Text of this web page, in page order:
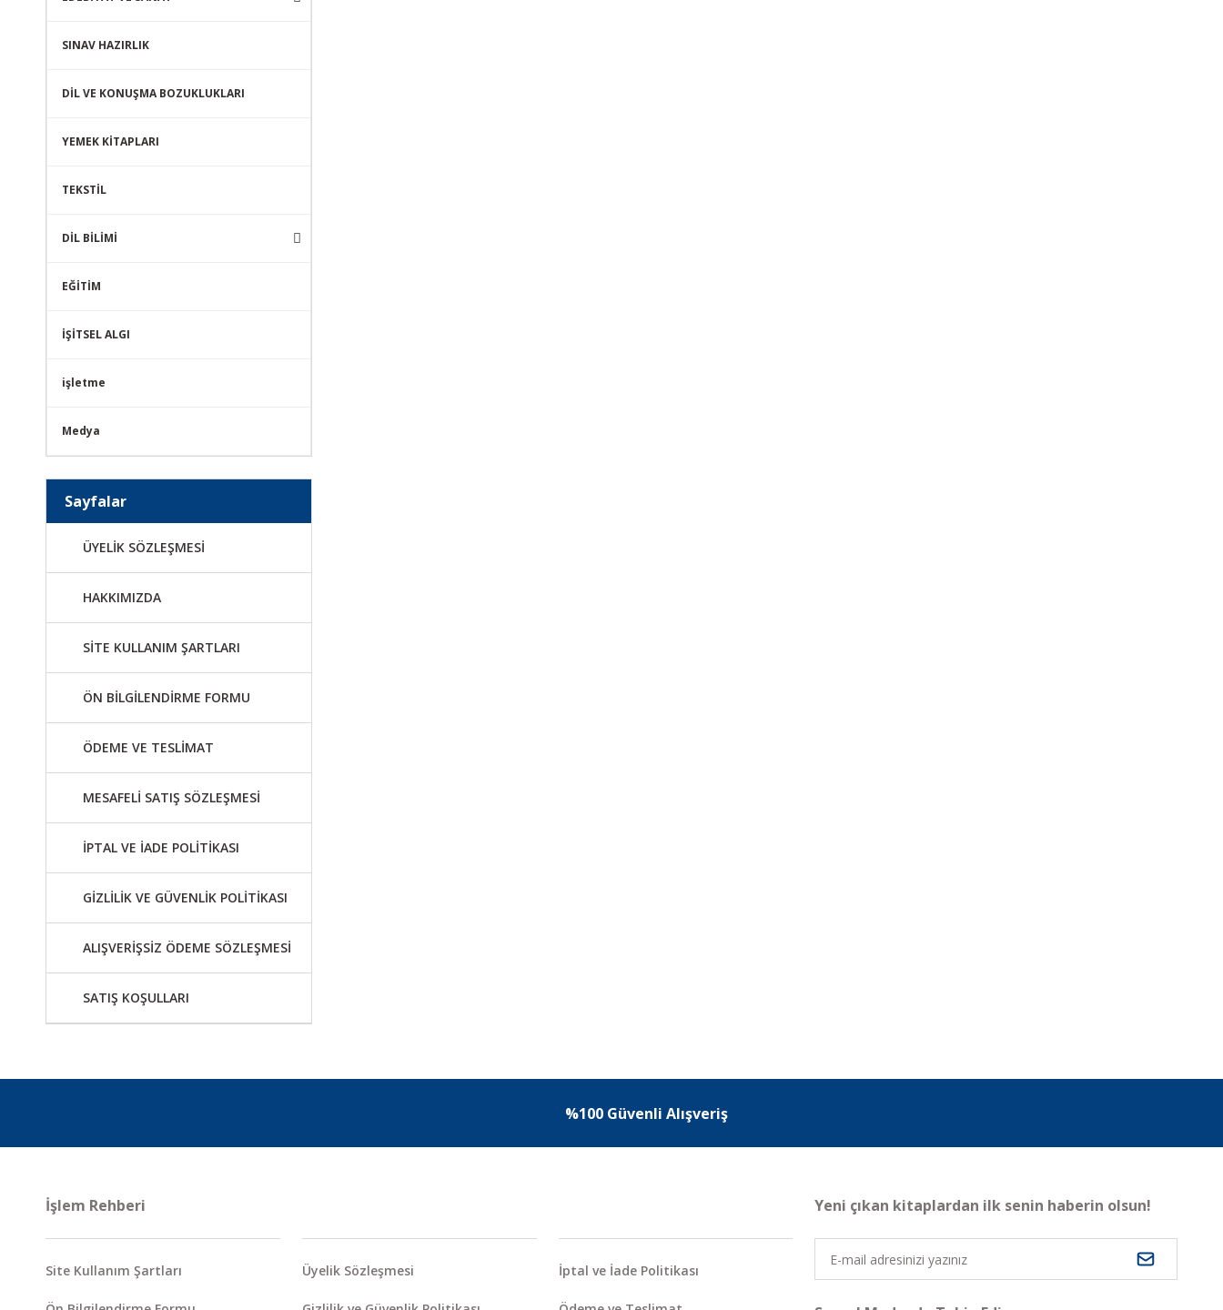
SINAV HAZIRLIK
DİL VE KONUŞMA BOZUKLUKLARI
YEMEK KİTAPLARI
TEKSTİL
DİL BİLİMİ
EĞİTİM
İŞİTSEL ALGI
işletme
Medya
Sayfalar
ÜYELİK SÖZLEŞMESİ
HAKKIMIZDA
SİTE KULLANIM ŞARTLARI
ÖN BİLGİLENDİRME FORMU
ÖDEME VE TESLİMAT
MESAFELİ SATIŞ SÖZLEŞMESİ
İPTAL VE İADE POLİTİKASI
GİZLİLİK VE GÜVENLİK POLİTİKASI
ALIŞVERİŞSİZ ÖDEME SÖZLEŞMESİ
SATIŞ KOŞULLARI
%100 Güvenli Alışveriş
İşlem Rehberi
Site Kullanım Şartları Üyelik Sözleşmesi İptal ve İade Politikası
Yeni çıkan kitaplardan ilk senin haberin olsun!